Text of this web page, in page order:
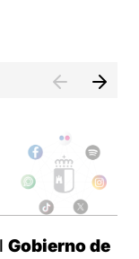
Gobierno de